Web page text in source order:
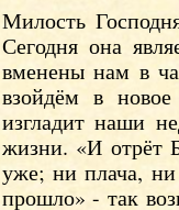
Милость
Сегодня она
вменены нам в
взойдём в
изгладит наши
жизни. «И отрёт
уже; ни плача,
прошло» - так